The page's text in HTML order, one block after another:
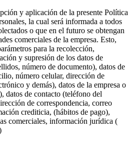
y aplicación de la presente Política
la cual será informada a todos
o que en el futuro se obtengan
comerciales de la empresa. Esto,
para la recolección,
y supresión de los datos de
número de documento), datos de
número celular, dirección de
y demás), datos de la empresa o
datos de contacto (teléfono del
de correspondencia, correo
crediticia, (hábitos de pago),
comerciales, información jurídica (